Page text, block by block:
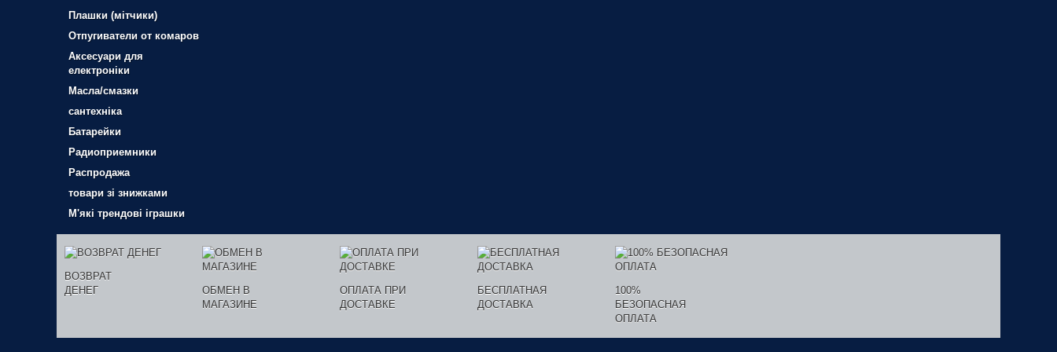
Плашки (мітчики)
Отпугиватели от комаров
Аксесуари для
електроніки
Масла/смазки
сантехніка
Батарейки
Радиоприемники
Распродажа
товари зі знижками
М'які трендові іграшки
ВОЗВРАТ
ДЕНЕГ
ОБМЕН В
МАГАЗИНЕ
ОПЛАТА ПРИ
ДОСТАВКЕ
БЕСПЛАТНАЯ
ДОСТАВКА
100%
БЕЗОПАСНАЯ
ОПЛАТА